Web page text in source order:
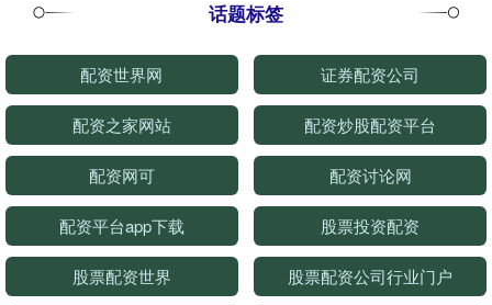
话题标签
配资世界网 证券配资公司
配资之家网站 配资炒股配资平台
配资网可 配资讨论网
配资平台app下载 股票投资配资
股票配资世界 股票配资公司行业门户